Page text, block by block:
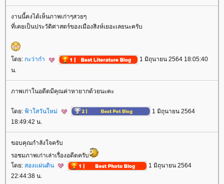
งานนี้คงได้เห็นภาพเก่าๆสวยๆ
ที่เคยเป็นประวัติศาสตร์ของเมืองสิงห์เยอะเลยนะครับ
ดย: กะว่าก๋า
1 มิถุนายน 2564 18:05:40
น.
ภาพเก่าในอดีตมีคุณค่าหายากด้วยนะคะ
ดย: ฟ้าใสวันใหม่
1 มิถุนายน 2564
18:49:42 น.
ขอบคุณกำลังใจครับ
รอชมภาพเก่าเล่าเรื่องอดีตครับ
ดย: สองแผ่นดิน
1 มิถุนายน 2564
22:44:38 น.